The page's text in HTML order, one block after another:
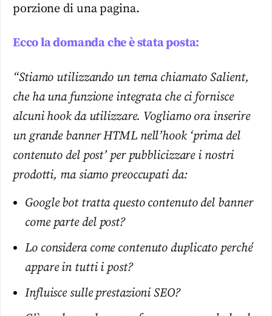
porzione di una pagina.
Ecco la domanda che è stata posta:
“Stiamo utilizzando un tema chiamato Salient,
che ha una funzione integrata che ci fornisce
alcuni hook da utilizzare. Vogliamo ora inserire
un grande banner HTML nell’hook ‘prima del
contenuto del post’ per pubblicizzare i nostri
prodotti, ma siamo preoccupati da:
Google bot tratta questo contenuto del banner
come parte del post?
Lo considera come contenuto duplicato perché
appare in tutti i post?
Influisce sulle prestazioni SEO?